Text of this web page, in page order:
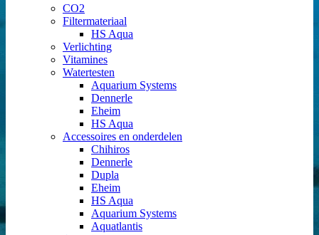
CO2
Filtermateriaal
HS Aqua
Verlichting
Vitamines
Watertesten
Aquarium Systems
Dennerle
Eheim
HS Aqua
Accessoires en onderdelen
Chihiros
Dennerle
Dupla
Eheim
HS Aqua
Aquarium Systems
Aquatlantis